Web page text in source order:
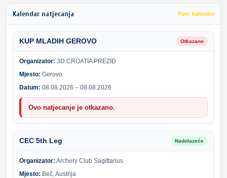
Kalendar natjecanja Puni kalendar
KUP MLADIH GEROVO Otkazano
Organizator: 3D CROATIA PREZID
Mjesto: Gerovo
Datum: 08.08.2026 – 08.08.2026
Ovo natjecanje je otkazano.
CEC 5th Leg Nadolazeće
Organizator: Archery Club Sagittarius
Mjesto: Beč, Austrija